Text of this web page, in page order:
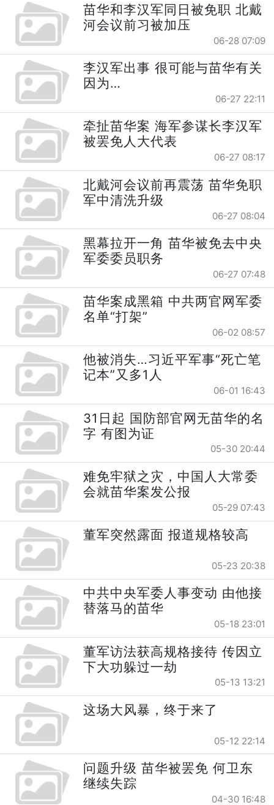
苗华和李汉军同日被免职 北戴
河会议前习被加压
06-28 07:09
李汉军出事 很可能与苗华有关
因为…
06-27 22:11
牵扯苗华案 海军参谋长李汉军
被罢免人大代表
06-27 08:17
北戴河会议前再震荡 苗华免职
军中清洗升级
06-27 08:04
黑幕拉开一角 苗华被免去中央
军委委员职务
06-27 07:48
苗华案成黑箱 中共两官网军委
名单“打架”
06-02 08:57
他被消失…习近平军事“死亡笔
记本”又多1人
06-01 16:43
31日起 国防部官网无苗华的名
字 有图为证
05-30 20:44
难免牢狱之灾，中国人大常委
会就苗华案发公报
05-29 07:43
董军突然露面 报道规格较高
05-23 20:38
中共中央军委人事变动 由他接
替落马的苗华
05-18 23:01
董军访法获高规格接待 传因立
下大功躲过一劫
05-13 13:21
这场大风暴，终于来了
05-12 22:14
问题升级 苗华被罢免 何卫东
继续失踪
04-30 16:48